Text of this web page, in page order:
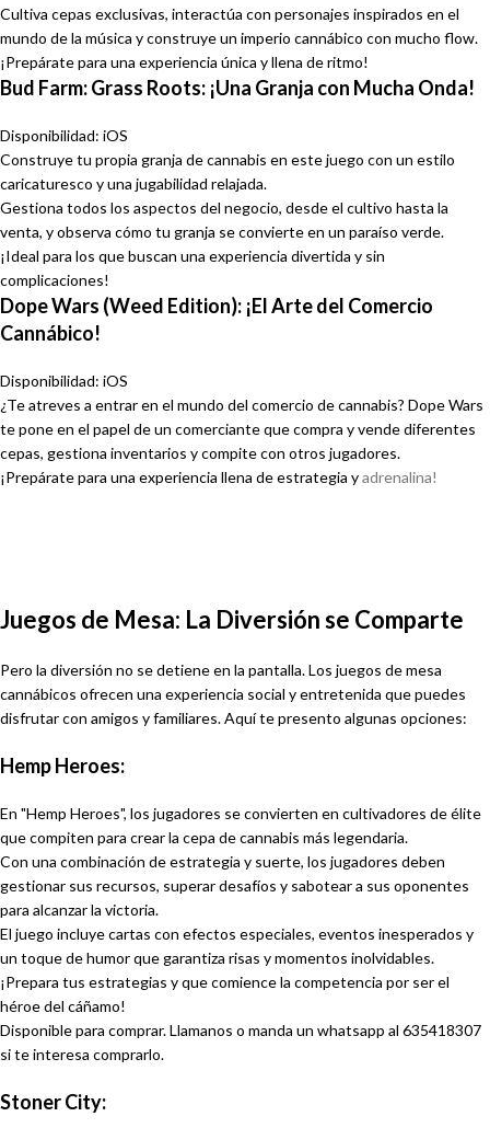
Cultiva cepas exclusivas, interactúa con personajes inspirados en el
mundo de la música y construye un imperio cannábico con mucho flow.
¡Prepárate para una experiencia única y llena de ritmo!
Bud Farm: Grass Roots: ¡Una Granja con Mucha Onda!
Disponibilidad: iOS
Construye tu propia granja de cannabis en este juego con un estilo
caricaturesco y una jugabilidad relajada.
Gestiona todos los aspectos del negocio, desde el cultivo hasta la
venta, y observa cómo tu granja se convierte en un paraíso verde.
¡Ideal para los que buscan una experiencia divertida y sin
complicaciones!
Dope Wars (Weed Edition): ¡El Arte del Comercio
Cannábico!
Disponibilidad: iOS
¿Te atreves a entrar en el mundo del comercio de cannabis? Dope Wars
te pone en el papel de un comerciante que compra y vende diferentes
cepas, gestiona inventarios y compite con otros jugadores.
¡Prepárate para una experiencia llena de estrategia yadrenalina!
Juegos de Mesa: La Diversión se Comparte
Pero la diversión no se detiene en la pantalla. Los juegos de mesa
cannábicos ofrecen una experiencia social y entretenida que puedes
disfrutar con amigos y familiares. Aquí te presento algunas opciones:
Hemp Heroes:
En "Hemp Heroes", los jugadores se convierten en cultivadores de élite
que compiten para crear la cepa de cannabis más legendaria.
Con una combinación de estrategia y suerte, los jugadores deben
gestionar sus recursos, superar desafíos y sabotear a sus oponentes
para alcanzar la victoria.
El juego incluye cartas con efectos especiales, eventos inesperados y
un toque de humor que garantiza risas y momentos inolvidables.
¡Prepara tus estrategias y que comience la competencia por ser el
héroe del cáñamo!
Disponible para comprar. Llamanos o manda un whatsapp al 635418307
si te interesa comprarlo.
Stoner City: